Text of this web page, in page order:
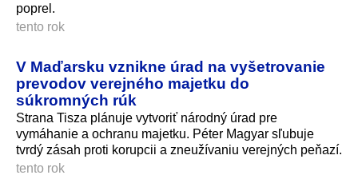
poprel.
tento rok
V Maďarsku vznikne úrad na vyšetrovanie
prevodov verejného majetku do
súkromných rúk
Strana Tisza plánuje vytvoriť národný úrad pre
vymáhanie a ochranu majetku. Péter Magyar sľubuje
tvrdý zásah proti korupcii a zneužívaniu verejných peňazí.
tento rok